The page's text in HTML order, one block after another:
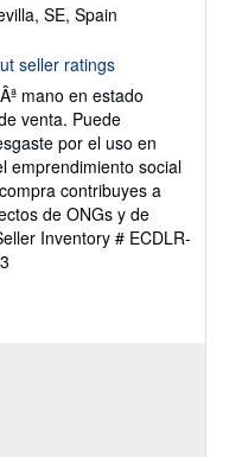
SE, Spain
mano en estado
venta. Puede
por el uso en
emprendimiento social
contribuyes a
de ONGs y de
Inventory # ECDLR-